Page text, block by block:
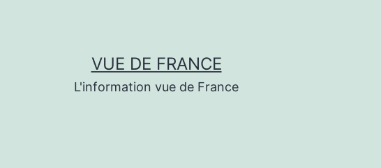
VUE DE FRANCE
L'information vue de France